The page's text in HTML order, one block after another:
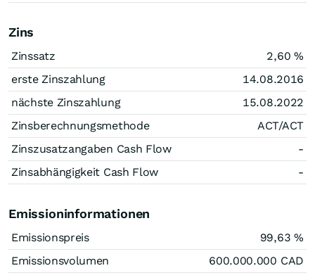
Zins
Zinssatz 2,60 %
erste Zinszahlung
14.08.2016
nächste Zinszahlung
15.08.2022
Zinsberechnungsmethode
ACT/ACT
Zinszusatzangaben Cash Flow
-
Zinsabhängigkeit Cash Flow
-
Emissioninformationen
Emissionspreis 99,63 %
Emissionsvolumen
600.000.000 CAD